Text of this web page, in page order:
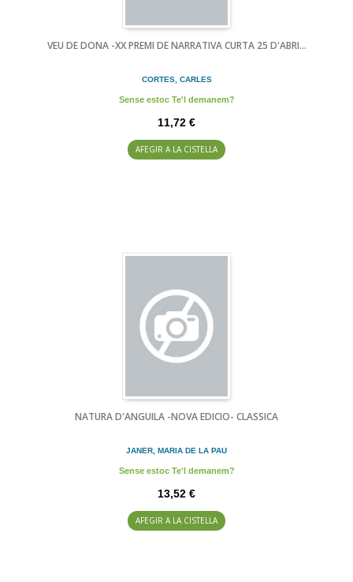
VEU DE DONA -XX PREMI DE NARRATIVA CURTA 25 D'ABRI...
CORTES, CARLES
Sense estoc Te'l demanem?
11,72 €
AFEGIR A LA CISTELLA
NATURA D'ANGUILA -NOVA EDICIO- CLASSICA
JANER, MARIA DE LA PAU
Sense estoc Te'l demanem?
13,52 €
AFEGIR A LA CISTELLA